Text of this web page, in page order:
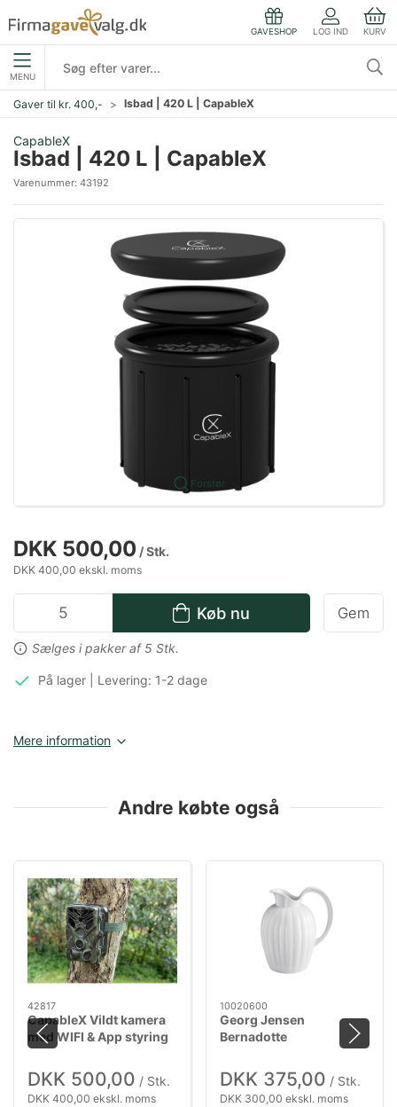
GAVESHOP LOG IND KURV
MENU
Gaver til kr. 400,- Isbad | 420 L | CapableX
CapableX
Isbad | 420 L | CapableX
Varenummer: 43192
Forstør
DKK 500,00 / Stk.
DKK 400,00 ekskl. moms
Køb nu
Sælges i pakker af 5 Stk.
Gem
På lager | Levering: 1-2 dage
Mere information
Andre købte også
42817
CapableX Vildt kamera
med WIFI & App styring
DKK 500,00 / Stk.
DKK 400,00 ekskl. moms
10020600
Georg Jensen
Bernadotte
porcelænskande - 1,2
liter
DKK 375,00 / Stk.
DKK 300,00 ekskl. moms